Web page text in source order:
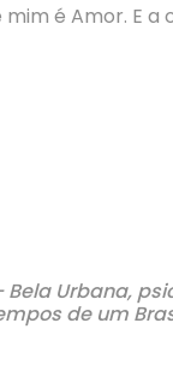
é Amor. E
Urbana,
de um